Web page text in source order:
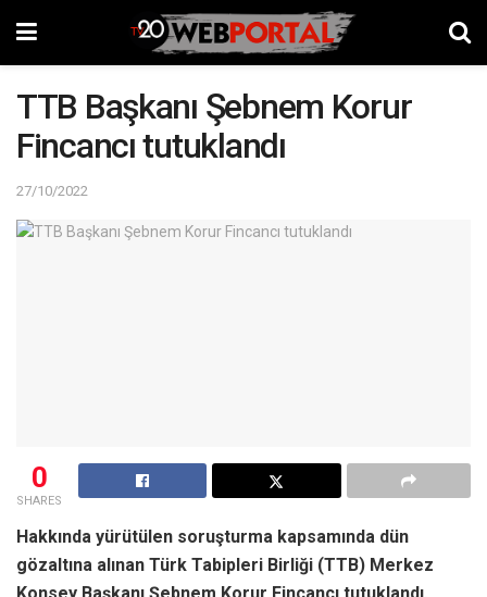
TTB Başkanı Şebnem Korur
Fincancı tutuklandı
27/10/2022
0
SHARES
Hakkında yürütülen soruşturma kapsamında dün
gözaltına alınan Türk Tabipleri Birliği (TTB) Merkez